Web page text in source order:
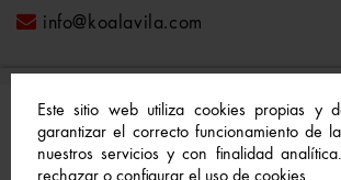
Este sitio web utiliza cookies propias y
garantizar el correcto funcionamiento de
nuestros servicios y con finalidad
info@koalavila.com
© 2021-2022 Koala Vila™. Todos